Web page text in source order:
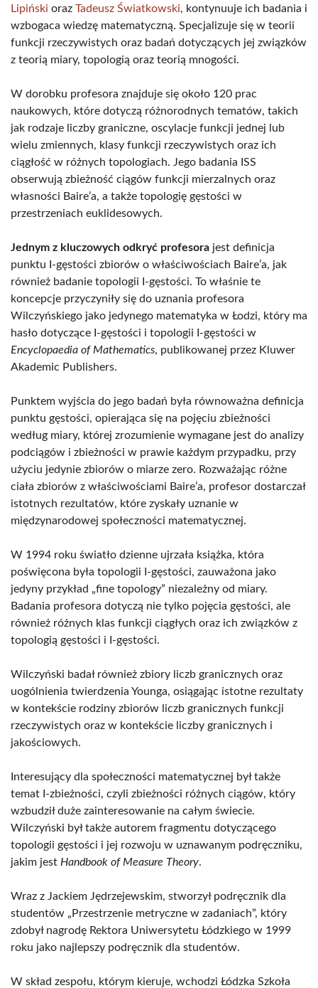
Lipiński oraz Tadeusz Światkowski, kontynuuje ich badania i
wzbogaca wiedzę matematyczną. Specjalizuje się w teorii
funkcji rzeczywistych oraz badań dotyczących jej związków
z teorią miary, topologią oraz teorią mnogości.
W dorobku profesora znajduje się około 120 prac
naukowych, które dotyczą różnorodnych tematów, takich
jak rodzaje liczby graniczne, oscylacje funkcji jednej lub
wielu zmiennych, klasy funkcji rzeczywistych oraz ich
ciągłość w różnych topologiach. Jego badania ISS
obserwują zbieżność ciągów funkcji mierzalnych oraz
własności Baire’a, a także topologię gęstości w
przestrzeniach euklidesowych.
Jednym z kluczowych odkryć profesora jest definicja
punktu I-gęstości zbiorów o właściwościach Baire’a, jak
również badanie topologii I-gęstości. To właśnie te
koncepcje przyczyniły się do uznania profesora
Wilczyńskiego jako jedynego matematyka w Łodzi, który ma
hasło dotyczące I-gęstości i topologii I-gęstości w
Encyclopaedia of Mathematics, publikowanej przez Kluwer
Akademic Publishers.
Punktem wyjścia do jego badań była równoważna definicja
punktu gęstości, opierająca się na pojęciu zbieżności
według miary, której zrozumienie wymagane jest do analizy
podciągów i zbieżności w prawie każdym przypadku, przy
użyciu jedynie zbiorów o miarze zero. Rozważając różne
ciała zbiorów z właściwościami Baire’a, profesor dostarczał
istotnych rezultatów, które zyskały uznanie w
międzynarodowej społeczności matematycznej.
W 1994 roku światło dzienne ujrzała książka, która
poświęcona była topologii I-gęstości, zauważona jako
jedyny przykład „fine topology” niezależny od miary.
Badania profesora dotyczą nie tylko pojęcia gęstości, ale
również różnych klas funkcji ciągłych oraz ich związków z
topologią gęstości i I-gęstości.
Wilczyński badał również zbiory liczb granicznych oraz
uogólnienia twierdzenia Younga, osiągając istotne rezultaty
w kontekście rodziny zbiorów liczb granicznych funkcji
rzeczywistych oraz w kontekście liczby granicznych i
jakościowych.
Interesujący dla społeczności matematycznej był także
temat I-zbieżności, czyli zbieżności różnych ciągów, który
wzbudził duże zainteresowanie na całym świecie.
Wilczyński był także autorem fragmentu dotyczącego
topologii gęstości i jej rozwoju w uznawanym podręczniku,
jakim jest Handbook of Measure Theory.
Wraz z Jackiem Jędrzejewskim, stworzył podręcznik dla
studentów „Przestrzenie metryczne w zadaniach”, który
zdobył nagrodę Rektora Uniwersytetu Łódzkiego w 1999
roku jako najlepszy podręcznik dla studentów.
W skład zespołu, którym kieruje, wchodzi Łódzka Szkoła